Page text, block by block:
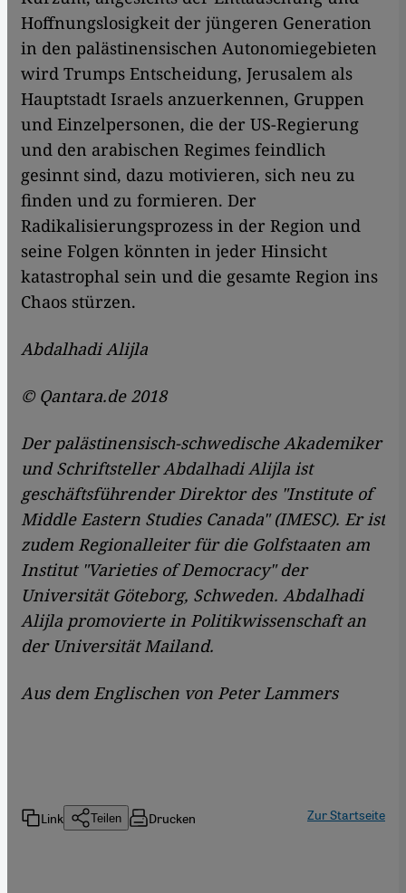
Hoffnungslosigkeit der jüngeren Generation
in den palästinensischen Autonomiegebieten
wird Trumps Entscheidung, Jerusalem als
Hauptstadt Israels anzuerkennen, Gruppen
und Einzelpersonen, die der US-Regierung
und den arabischen Regimes feindlich
gesinnt sind, dazu motivieren, sich neu zu
finden und zu formieren. Der
Radikalisierungsprozess in der Region und
seine Folgen könnten in jeder Hinsicht
katastrophal sein und die gesamte Region ins
Chaos stürzen.
Abdalhadi Alijla
© Qantara.de 2018
Der palästinensisch-schwedische Akademiker
und Schriftsteller Abdalhadi Alijla ist
geschäftsführender Direktor des "Institute of
Middle Eastern Studies Canada" (IMESC). Er ist
zudem Regionalleiter für die Golfstaaten am
Institut "Varieties of Democracy" der
Universität Göteborg, Schweden. Abdalhadi
Alijla promovierte in Politikwissenschaft an
der Universität Mailand.
Aus dem Englischen von Peter Lammers
Link Teilen Drucken Zur Startseite